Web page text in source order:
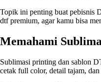
Topik ini penting buat pebisnis
dtf premium, agar kamu bisa
Memahami
Sublimasi printing dan sablon
cetak full color, detail tajam,